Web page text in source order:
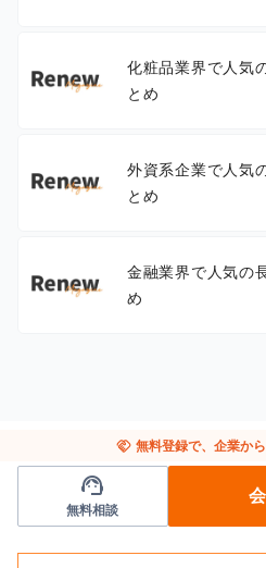
化粧品業界で人気
とめ
外資系企業で人気
とめ
金融業界で人気の
め
handshake 無料登録で、企業か
support_agent
無料相談